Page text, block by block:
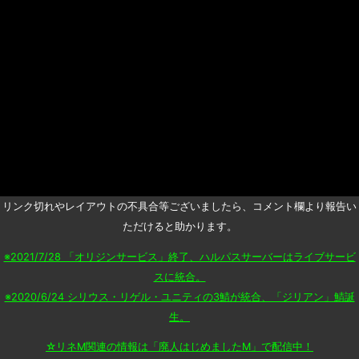
リンク切れやレイアウトの不具合等ございましたら、コメント欄より報告い
ただけると助かります。
※2021/7/28 「オリジンサービス」終了、ハルパスサーバーはライブサービ
スに統合。
※2020/6/24 シリウス・リゲル・ユニティの3鯖が統合、「ジリアン」鯖誕
生。
☆リネM関連の情報は「廃人はじめましたM」で配信中！